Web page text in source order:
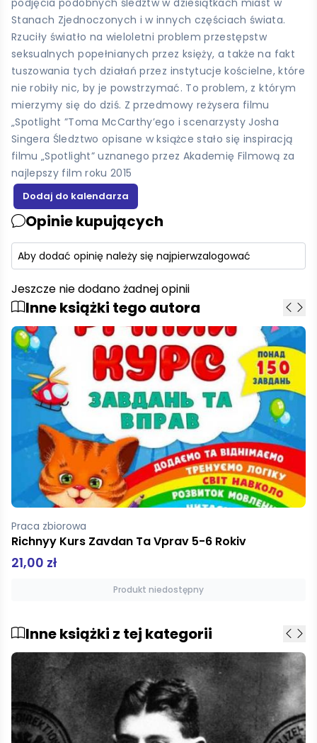
podjęcia podobnych śledztw w dziesiątkach miast w
Stanach Zjednoczonych i w innych częściach świata.
Rzuciły światło na wieloletni problem przestępstw
seksualnych popełnianych przez księży, a także na fakt
tuszowania tych działań przez instytucje kościelne, które
nie robiły nic, by je powstrzymać. To problem, z którym
mierzymy się do dziś. Z przedmowy reżysera filmu
„Spotlight ”Toma McCarthy’ego i scenarzysty Josha
Singera Śledztwo opisane w książce stało się inspiracją
filmu „Spotlight” uznanego przez Akademię Filmową za
najlepszy film roku 2015
Opinie kupujących
Aby dodać opinię należy się najpierwzalogować
Jeszcze nie dodano żadnej opinii
Inne książki tego autora
praca zbiorowa
Narodziny przyjaźni
19,01 zł
Dodaj do koszyka
Inne książki z tej kategorii